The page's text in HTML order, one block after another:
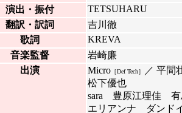
演出・振付
TETSUHARU
翻訳・訳詞
吉川徹
歌詞
KREVA
音楽監督
岩崎廉
出演
Micro［Def Tech］
／ 平間
松下優也
sara 豊原江理佳 有
エリアンナ ダン